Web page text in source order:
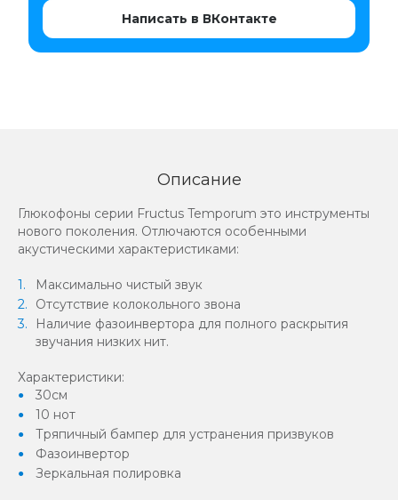
Написать в ВКонтакте
Описание
Глюкофоны серии Fructus Temporum это инструменты
нового поколения. Отлючаются особенными
акустическими характеристиками:
Максимально чистый звук
Отсутствие колокольного звона
Наличие фазоинвертора для полного раскрытия
звучания низких нит.
Характеристики:
30см
10 нот
Тряпичный бампер для устранения призвуков
Фазоинвертор
Зеркальная полировка